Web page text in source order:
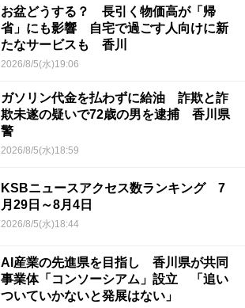
お盆どうする？ 長引く物価高が「帰
省」にも影響 自宅で過ごす人向けに新
たなサービスも 香川
2026/8/5(水)19:06
ガソリン代金を払わずに給油 詐欺と詐
欺未遂の疑いで72歳の男を逮捕 香川県
警
2026/8/5(水)18:59
KSBニュースアクセス数ランキング 7
月29日～8月4日
2026/8/5(水)18:44
AI産業の先進県を目指し 香川県が共同
事業体「コンソーシアム」設立 「追い
ついていかないと発展はない」